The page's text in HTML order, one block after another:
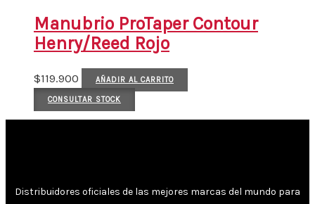
Manubrio ProTaper Contour
Henry/Reed Rojo
$119.900 AÑADIR AL CARRITO
CONSULTAR STOCK
Distribuidores oficiales de las mejores marcas del mundo para